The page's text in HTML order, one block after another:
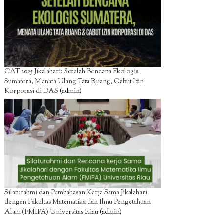
CAT 2025 Jikalahari: Setelah Bencana Ekologis
Sumatera, Menata Ulang Tata Ruang, Cabut Izin
Korporasi di DAS (admin)
Silaturahmi dan Pembahasan Kerja Sama Jikalahari
dengan Fakultas Matematika dan Ilmu Pengetahuan
Alam (FMIPA) Universitas Riau(admin)